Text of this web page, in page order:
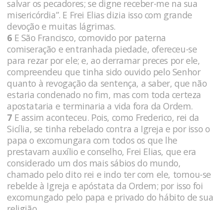
salvar os pecadores; se digne receber-me na sua
misericórdia”. E Frei Elias dizia isso com grande
devoção e muitas lágrimas.
6 E São Francisco, comovido por paterna
comiseração e en­tranhada piedade, ofereceu-se
para rezar por ele; e, ao derramar preces por ele,
compreendeu que tinha sido ouvido pelo Senhor
quanto à revogação da sentença, a saber, que não
estaria condenado no fim, mas com toda certeza
apostataria e terminaria a vida fora da Ordem.
7 E assim aconteceu. Pois, como Frederico, rei da
Sicília, se tinha rebelado contra a Igreja e por isso o
papa o excomungara com todos os que lhe
prestavam auxílio e conselho, Frei Elias, que era
considerado um dos mais sábios do mun­do,
chamado pelo dito rei e indo ter com ele, tornou-se
rebelde à Igreja e apóstata da Ordem; por isso foi
excomungado pelo papa e privado do hábito de sua